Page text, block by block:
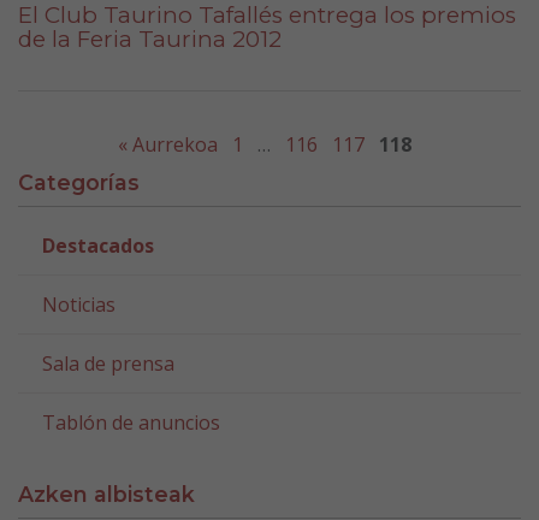
El Club Taurino Tafallés entrega los premios
de la Feria Taurina 2012
« Aurrekoa 1 … 116 117 118
Categorías
Destacados
Noticias
Sala de prensa
Tablón de anuncios
Azken albisteak